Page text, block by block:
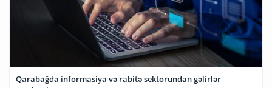
Qarabağda informasiya və rabitə sektorundan gəlirlər